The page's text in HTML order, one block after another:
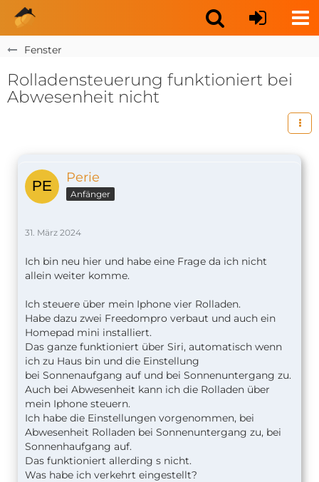
Fenster
Rolladensteuerung funktioniert bei
Abwesenheit nicht
Perie
Anfänger
31. März 2024
Ich bin neu hier und habe eine Frage da ich nicht
allein weiter komme.
Ich steuere über mein Iphone vier Rolladen.
Habe dazu zwei Freedompro verbaut und auch ein
Homepad mini installiert.
Das ganze funktioniert über Siri, automatisch wenn
ich zu Haus bin und die Einstellung
bei Sonnenaufgang auf und bei Sonnenuntergang zu.
Auch bei Abwesenheit kann ich die Rolladen über
mein Iphone steuern.
Ich habe die Einstellungen vorgenommen, bei
Abwesenheit Rolladen bei Sonnenuntergang zu, bei
Sonnenhaufgang auf.
Das funktioniert allerding s nicht.
Was habe ich verkehrt eingestellt?